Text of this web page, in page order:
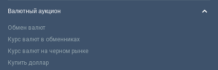
Валютный аукцион
Обмен валют
Курс валют в обменниках
Курс валют на черном рынке
Купить доллар